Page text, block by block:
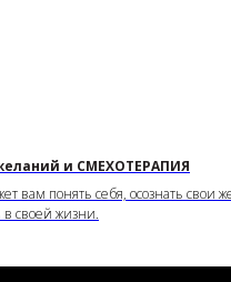
и СМЕХОТЕРАПИЯ
вам понять себя, осознать свои
в своей жизни.